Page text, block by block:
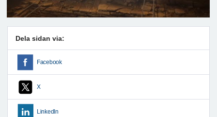
Dela sidan via:
Facebook
X
LinkedIn